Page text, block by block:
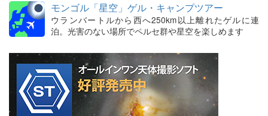
モンゴル「星空」ゲル・キャンプツアー
ウランバートルから西へ250km以上離れたゲルに連
泊。光害のない場所でペルセ群や星空を楽しめます